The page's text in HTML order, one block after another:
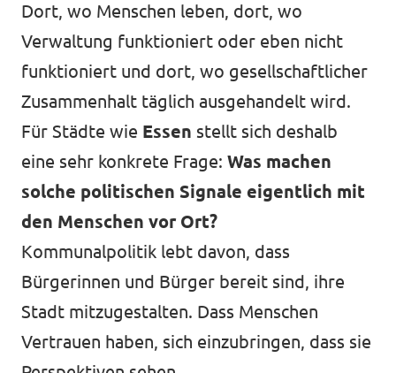
Dort, wo Menschen leben, dort, wo
Verwaltung funktioniert oder eben nicht
funktioniert und dort, wo gesellschaftlicher
Zusammenhalt täglich ausgehandelt wird.
Für Städte wie Essen stellt sich deshalb
eine sehr konkrete Frage: Was machen
solche politischen Signale eigentlich mit
den Menschen vor Ort?
Kommunalpolitik lebt davon, dass
Bürgerinnen und Bürger bereit sind, ihre
Stadt mitzugestalten. Dass Menschen
Vertrauen haben, sich einzubringen, dass sie